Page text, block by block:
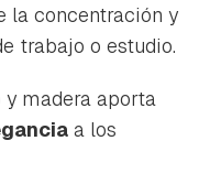
la concentración y
trabajo o estudio.
madera aporta
a los